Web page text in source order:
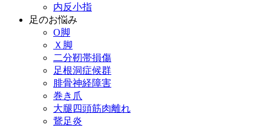
内反小指
足のお悩み
О脚
Ｘ脚
二分靭帯損傷
足根洞症候群
腓骨神経障害
巻き爪
大腿四頭筋肉離れ
鵞足炎